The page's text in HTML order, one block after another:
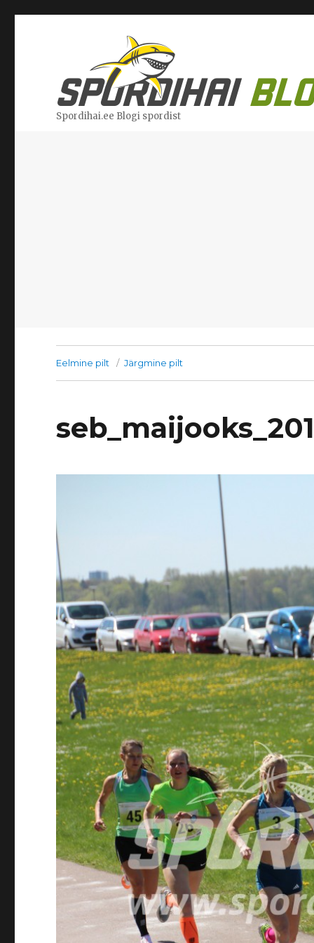
Spordihai.ee Blogi spordist
Eelmine pilt Järgmine pilt